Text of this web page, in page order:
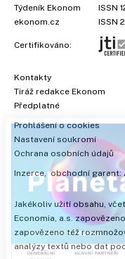
Týdeník Ekonom
ISSN
ekonom.cz
ISSN
Certifikováno:
Kontakty
Tiráž redakce Ekonom
Předplatné
Prohlášení o cookies
Nastavení soukromí
Ochrana osobních údajů
Inzerce , obchodní garant:
Jakékoliv užití obsahu,
Economia, a.s.
zapovězeno též
analýzy textů nebo dat